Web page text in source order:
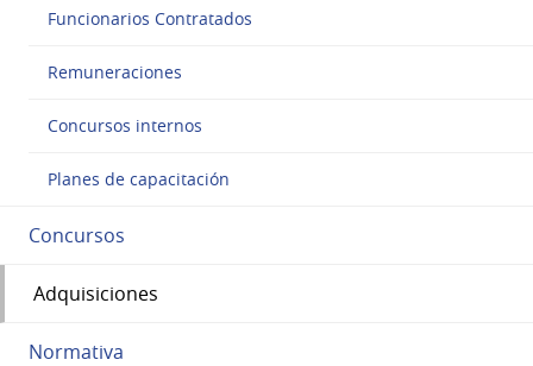
Funcionarios Contratados
Remuneraciones
Concursos internos
Planes de capacitación
Concursos
Adquisiciones
Normativa